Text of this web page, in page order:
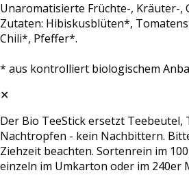
Unaromatisierte Früchte-, Kräuter-,
Zutaten: Hibiskusblüten*,
Chili*, Pfeffer*.
* aus kontrolliert biologischem
✕
Der Bio TeeStick ersetzt Teebeutel,
Nachtropfen - kein Nachbittern.
Ziehzeit beachten. Sortenrein im
einzeln im Umkarton oder im 240er